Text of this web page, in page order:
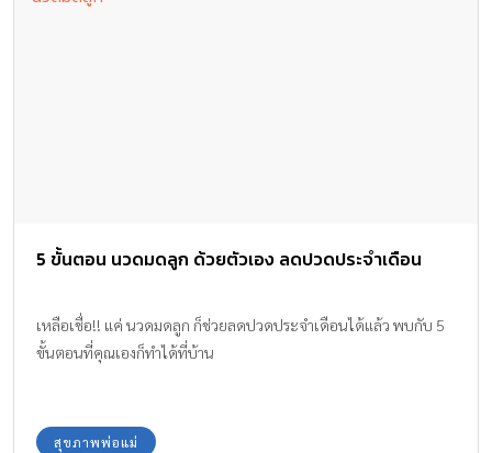
5 ขั้นตอน นวดมดลูก ด้วยตัวเอง ลดปวดประจำเดือน
เหลือเชื่อ!! แค่ นวดมดลูก ก็ช่วยลดปวดประจำเดือนได้แล้ว พบกับ 5
ขั้นตอนที่คุณเองก็ทำได้ที่บ้าน
สุขภาพพ่อแม่